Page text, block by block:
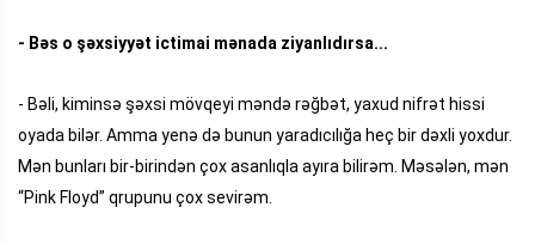
- Bəs o şəxsiyyət ictimai mənada ziyanlıdırsa...
- Bəli, kiminsə şəxsi mövqeyi məndə rəğbət, yaxud nifrət hissi
oyada bilər. Amma yenə də bunun yaradıcılığa heç bir dəxli yoxdur.
Mən bunları bir-birindən çox asanlıqla ayıra bilirəm. Məsələn, mən
“Pink Floyd” qrupunu çox sevirəm.